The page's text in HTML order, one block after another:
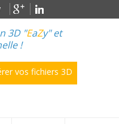
3D "EaZy" et
!
vos fichiers 3D